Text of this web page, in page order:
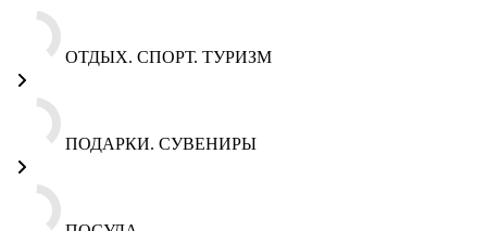
ОТДЫХ. СПОРТ. ТУРИЗМ
ПОДАРКИ. СУВЕНИРЫ